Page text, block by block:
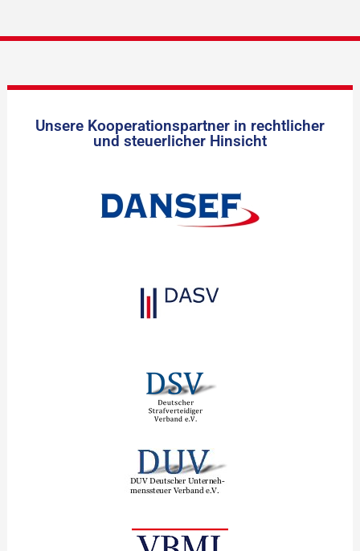
Unsere Kooperationspartner in rechtlicher
und steuerlicher Hinsicht